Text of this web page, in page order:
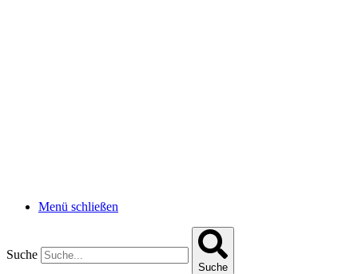
Menü schließen
Suche
Suche